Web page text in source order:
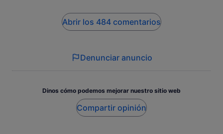
Abrir los 484 comentarios
Denunciar anuncio
Dinos cómo podemos mejorar nuestro sitio web
Compartir opinión